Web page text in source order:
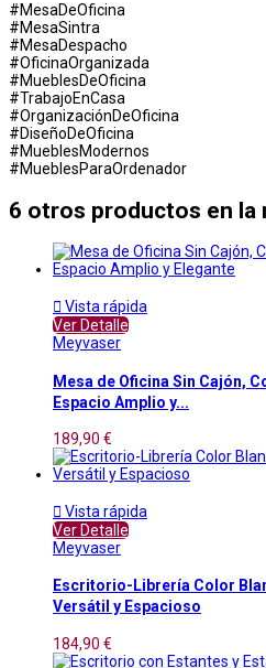
#MesaDeOficina
#MesaSintra
#MesaDespacho
#OficinaOrganizada
#MueblesDeOficina
#TrabajoEnCasa
#OrganizaciónDeOficina
#DiseñoDeOficina
#MueblesModernos
#MueblesParaOrdenador
6 otros productos en la
 Vista rápida
Ver Detalle
Meyvaser
Mesa de Oficina Sin Cajón,
Espacio Amplio y...
189,90 €
 Vista rápida
Ver Detalle
Meyvaser
Escritorio-Librería Color
Versátil y Espacioso
184,90 €